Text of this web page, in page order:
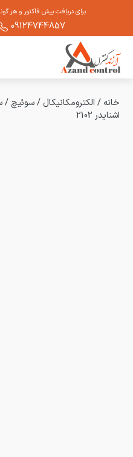
برای دریافت پیش فاکتور و هر
09124744857
خانه / الکترومکانیکال /سوئیچ /
اشنایدر 2102